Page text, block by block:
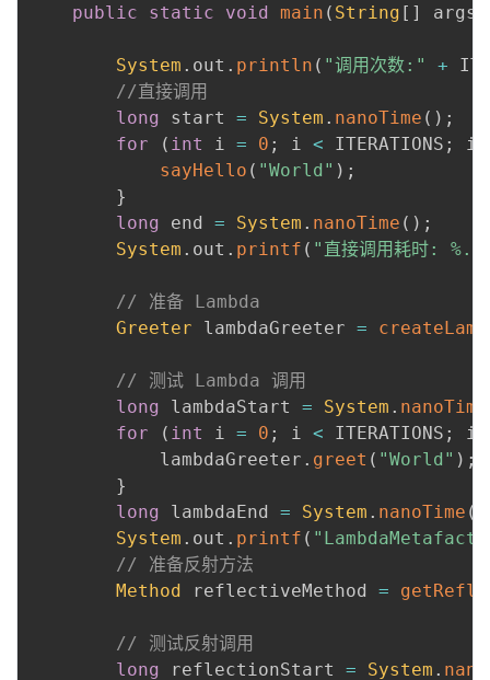
public
static void main ( String [ ] args
System . out . println ( "调用次数:" +
//直接调用
long
start = System . nanoTime ( ) ;
for
( int i = 0 ; i < ITERATIONS ; i
sayHello ( "World" ) ;
}
long
end = System . nanoTime ( ) ;
System . out . printf ( "直接调用耗时:
// 准备 Lambda
Greeter lambdaGreeter =
// 测试 Lambda 调用
long
lambdaStart = System . nanoTime
for
( int i = 0 ; i < ITERATIONS ; i
            lambdaGreeter
. greet ( "World" ) ;
}
long
lambdaEnd = System . nanoTime (
System . out . printf (
// 准备反射方法
Method reflectiveMethod =
// 测试反射调用
long
reflectionStart = System .